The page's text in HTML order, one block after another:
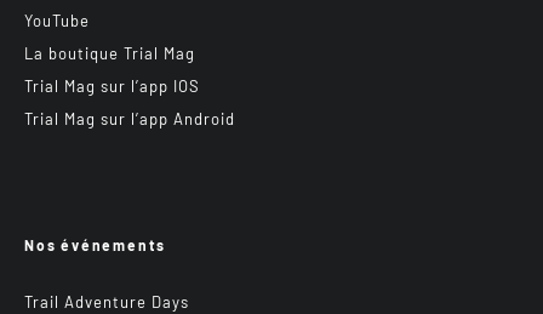
YouTube
La boutique Trial Mag
Trial Mag sur l’app IOS
Trial Mag sur l’app Android
Nos événements
Trail Adventure Days